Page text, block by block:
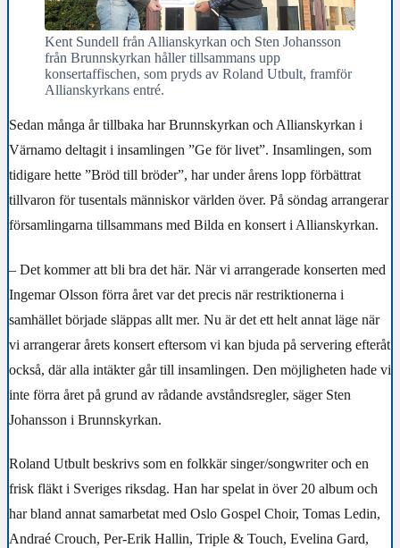
Kent Sundell från Allianskyrkan och Sten Johansson
från Brunnskyrkan håller tillsammans upp
konsertaffischen, som pryds av Roland Utbult, framför
Allianskyrkans entré.
Sedan många år tillbaka har Brunnskyrkan och Allianskyrkan i
Värnamo deltagit i insamlingen ”Ge för livet”. Insamlingen, som
tidigare hette ”Bröd till bröder”, har under årens lopp förbättrat
tillvaron för tusentals människor världen över. På söndag arrangerar
församlingarna tillsammans med Bilda en konsert i Allianskyrkan.
– Det kommer att bli bra det här. När vi arrangerade konserten med
Ingemar Olsson förra året var det precis när restriktionerna i
samhället började släppas allt mer. Nu är det ett helt annat läge när
vi arrangerar årets konsert eftersom vi kan bjuda på servering efteråt
också, där alla intäkter går till insamlingen. Den möjligheten hade vi
inte förra året på grund av rådande avståndsregler, säger Sten
Johansson i Brunnskyrkan.
Roland Utbult beskrivs som en folkkär singer/songwriter och en
frisk fläkt i Sveriges riksdag. Han har spelat in över 20 album och
harbland annat samarbetat med Oslo Gospel Choir, Tomas Ledin,
Andraé Crouch, Per-Erik Hallin, Triple & Touch, Evelina Gard,